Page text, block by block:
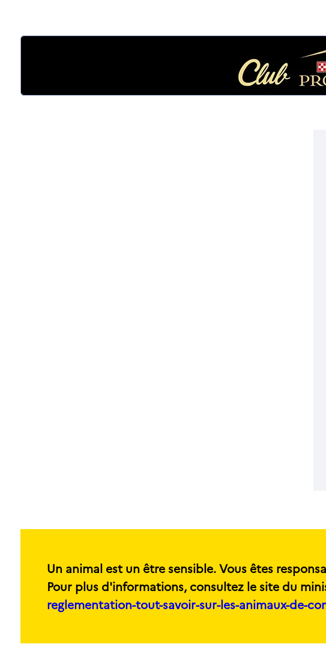
Un animal est un être sensible. Vous êtes
Pour plus d'informations, consultez le site du
reglementation-tout-savoir-sur-les-animaux-de-